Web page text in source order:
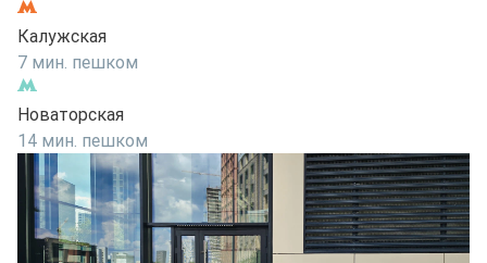
Калужская
7 мин. пешком
Новаторская
14 мин. пешком